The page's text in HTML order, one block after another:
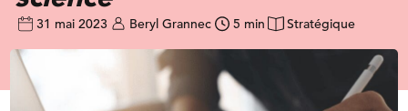
31 mai 2023 Beryl Grannec 5 min Stratégique